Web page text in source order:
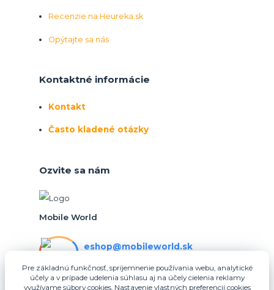
Recenzie na Heureka.sk
Opýtajte sa nás
Kontaktné informácie
Kontakt
Často kladené otázky
Ozvite sa nám
Mobile World
eshop@mobileworld.sk
eshop@mobileworld.sk
Pre základnú funkčnosť, spríjemnenie používania webu, analytické
účely a v prípade udelenia súhlasu aj na účely cielenia reklamy
využívame súbory cookies. Nastavenie vlastných preferencií cookies